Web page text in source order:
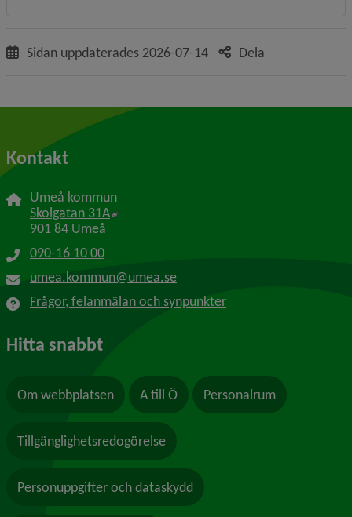
Sidan uppdaterades 2026-07-14 Dela
Kontakt
Umeå kommun
Skolgatan 31A Länk till annan webbplats, öppnas i nytt
901 84 Umeå
090-16 10 00
umea.kommun@umea.se
Frågor, felanmälan och synpunkter
Hitta snabbt
Om webbplatsen A till Ö Personalrum
Tillgänglighetsredogörelse
Personuppgifter och dataskydd